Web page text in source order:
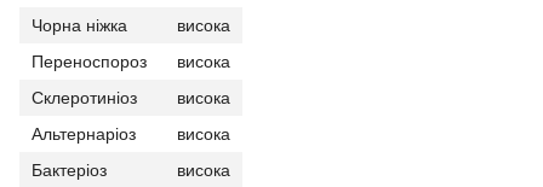
Чорна ніжка
висока
Переноспороз
висока
Склеротиніоз
висока
Альтернаріоз
висока
Бактеріоз
висока